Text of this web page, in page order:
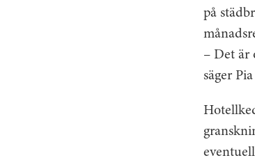
på
– Det är
säger